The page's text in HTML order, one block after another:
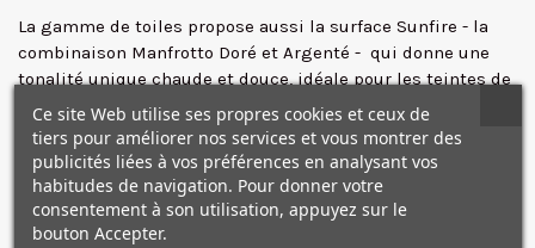
La gamme de toiles propose aussi la surface Sunfire - la
combinaison Manfrotto Doré et Argenté - qui donne une
tonalité unique chaude et douce, idéale pour les teintes de
peau.
La rotule Skylite (8446) permet au Skylite d'être fixé à des
pieds d'éclairage et d'être incliné à souhait, tandis que le
pied de sol pour cadre Skylite (8447) permet au système de
tenir seul (particulièrement pratique dans les cas de
Ce site Web utilise ses propres cookies et ceux de
tiers pour améliorer nos services et vous montrer des
publicités liées à vos préférences en analysant vos
habitudes de navigation. Pour donner votre
consentement à son utilisation, appuyez sur le
bouton Accepter.